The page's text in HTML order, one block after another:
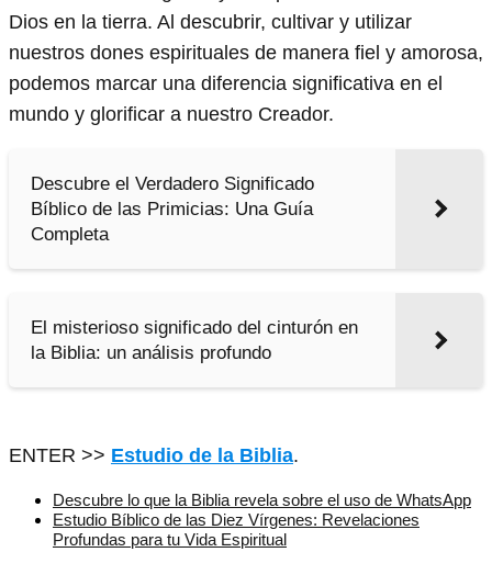
Dios en la tierra. Al descubrir, cultivar y utilizar
nuestros dones espirituales de manera fiel y amorosa,
podemos marcar una diferencia significativa en el
mundo y glorificar a nuestro Creador.
Descubre el Verdadero Significado
Bíblico de las Primicias: Una Guía
Completa
El misterioso significado del cinturón en
la Biblia: un análisis profundo
ENTER >> Estudio de la Biblia.
Descubre lo que la Biblia revela sobre el uso de WhatsApp
Estudio Bíblico de las Diez Vírgenes: Revelaciones
Profundas para tu Vida Espiritual